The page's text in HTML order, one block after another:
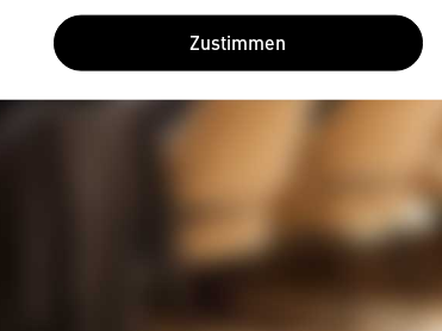
Zustimmen